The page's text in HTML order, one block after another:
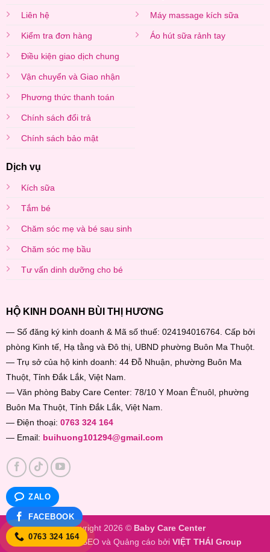
Liên hệ
Kiểm tra đơn hàng
Điều kiện giao dịch chung
Vận chuyển và Giao nhận
Phương thức thanh toán
Chính sách đổi trả
Chính sách bảo mật
Máy massage kích sữa
Áo hút sữa rảnh tay
Dịch vụ
Kích sữa
Tắm bé
Chăm sóc mẹ và bé sau sinh
Chăm sóc mẹ bầu
Tư vấn dinh dưỡng cho bé
HỘ KINH DOANH BÙI THỊ HƯƠNG
— Số đăng ký kinh doanh & Mã số thuế: 024194016764. Cấp bởi
phòng Kinh tế, Hạ tằng và Đô thị, UBND phường Buôn Ma Thuột.
— Trụ sở của hộ kinh doanh: 44 Đỗ Nhuận, phường Buôn Ma
Thuột, Tỉnh Đắk Lắk, Việt Nam.
— Văn phòng Baby Care Center: 78/10 Y Moan Ê’nuôl, phường
Buôn Ma Thuột, Tỉnh Đắk Lắk, Việt Nam.
— Điện thoại: 0763 324 164
— Email: buihuong101294@gmail.com
Copyright 2026 © Baby Care Center
Thiết kế web, SEO và Quảng cáo bởi VIỆT THÁI Group
ZALO
FACEBOOK
0763 324 164